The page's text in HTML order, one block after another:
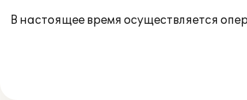
В настоящее время осуществляется